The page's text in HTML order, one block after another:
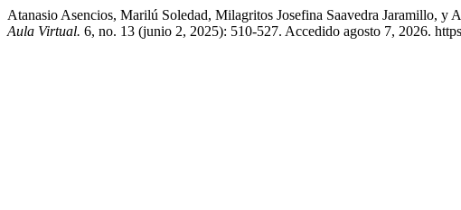
Atanasio Asencios, Marilú Soledad, Milagritos Josefina Saavedra Jaramillo,
Aula Virtual. 6, no. 13 (junio 2, 2025): 510-527. Accedido agosto 7, 2026.